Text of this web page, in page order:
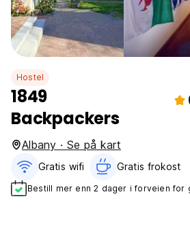
Hostel
1849
Backpackers
Albany · Se på kart
Gratis wifi‎ Gratis frokost‎
Bestill mer enn 2 dager i forveien for